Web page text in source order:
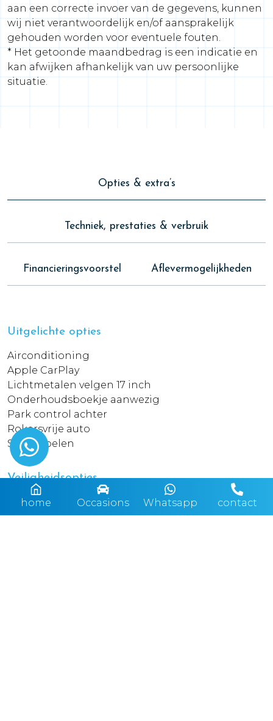
aan een correcte invoer van de gegevens, kunnen
wij niet verantwoordelijk en/of aansprakelijk
gehouden worden voor eventuele fouten.
* Het getoonde maandbedrag is een indicatie en
kan afwijken afhankelijk van uw persoonlijke
situatie.
Opties & extra’s
Techniek, prestaties & verbruik
Financieringsvoorstel Aflevermogelijkheden
Uitgelichte opties
Airconditioning
Apple CarPlay
Lichtmetalen velgen 17 inch
Onderhoudsboekje aanwezig
Park control achter
Rokersvrije auto
Sportstoelen
Veiligheidsopties
Airbag Bestuurder
Airbag Passagier
home Occasions Whatsapp contact